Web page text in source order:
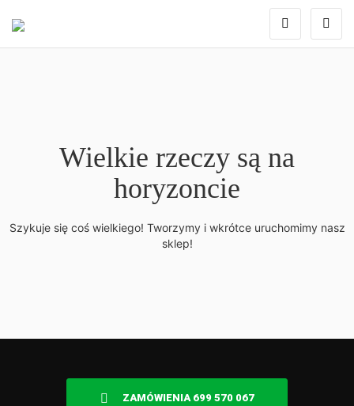
Wielkie rzeczy są na
horyzoncie
Szykuje się coś wielkiego! Tworzymy i wkrótce uruchomimy nasz
sklep!
ZAMÓWIENIA 699 570 067